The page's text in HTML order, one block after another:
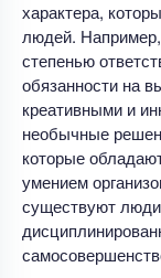
характера,
людей.
степенью
обязанности на
креативными и
необычные
которые
умением
существуют